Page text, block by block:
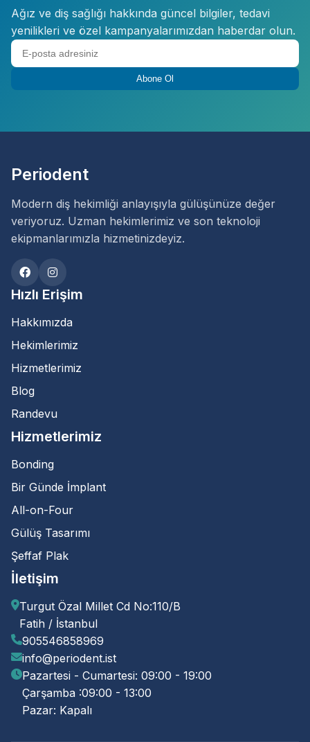
Ağız ve diş sağlığı hakkında güncel bilgiler, tedavi
yenilikleri ve özel kampanyalarımızdan haberdar olun.
Abone Ol
Periodent
Modern diş hekimliği anlayışıyla gülüşünüze değer
veriyoruz. Uzman hekimlerimiz ve son teknoloji
ekipmanlarımızla hizmetinizdeyiz.
Hızlı Erişim
Hakkımızda
Hekimlerimiz
Hizmetlerimiz
Blog
Randevu
Hizmetlerimiz
Bonding
Bir Günde İmplant
All-on-Four
Gülüş Tasarımı
Şeffaf Plak
İletişim
Turgut Özal Millet Cd No:110/B
Fatih / İstanbul
905546858969
info@periodent.ist
Pazartesi - Cumartesi: 09:00 - 19:00
Çarşamba :09:00 - 13:00
Pazar: Kapalı